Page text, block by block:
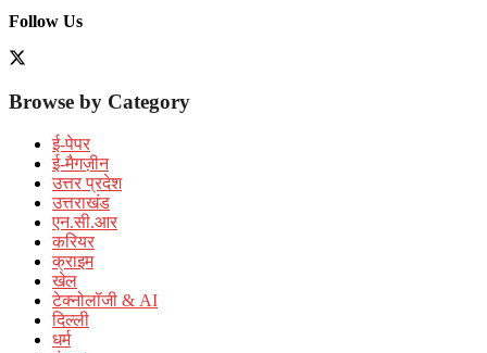
Follow Us
Browse by Category
ई-पेपर
ई-मैगज़ीन
उत्तर प्रदेश
उत्तराखंड
एन.सी.आर
करियर
क्राइम
खेल
टेक्नोलॉजी & AI
दिल्ली
धर्म